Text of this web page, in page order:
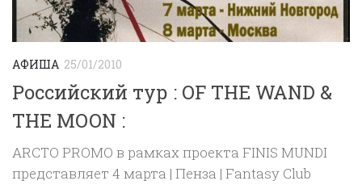
АФИША 25/01/2010
Российский тур : OF THE WAND &
THE MOON :
ARCTO PROMO в рамках проекта FINIS MUNDI
представляет 4 марта | Пенза | Fantasy Club